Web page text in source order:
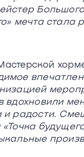
мечта стала
вдохновили
и радости.